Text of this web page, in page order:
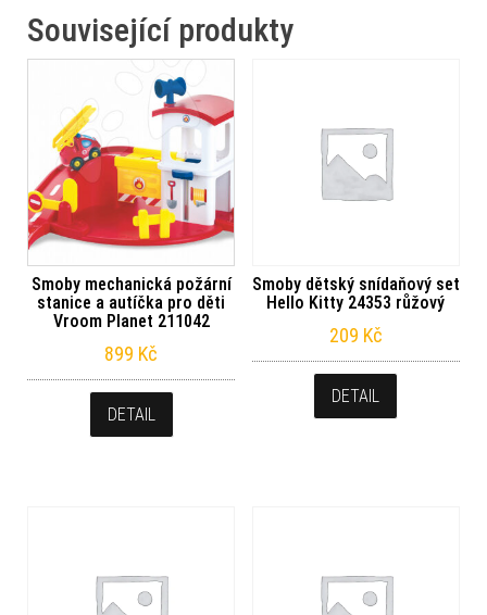
Související produkty
Smoby mechanická požární
stanice a autíčka pro děti
Vroom Planet 211042
899 Kč
DETAIL
Smoby dětský snídaňový set
Hello Kitty 24353 růžový
209 Kč
DETAIL